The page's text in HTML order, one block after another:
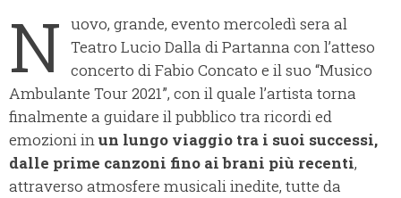
N uovo, grande, evento mercoledì sera al
Teatro Lucio Dalla di Partanna con l’atteso
concerto di Fabio Concato e il suo “Musico
Ambulante Tour 2021”, con il quale l’artista torna
finalmente a guidare il pubblico tra ricordi ed
emozioni inun lungo viaggio tra i suoi successi,
dalle prime canzoni fino ai brani più recenti,
attraverso atmosfere musicali inedite, tutte da